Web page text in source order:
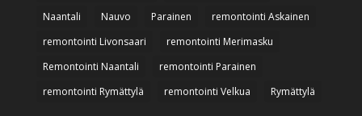
Naantali
Nauvo Parainen
remontointi Askainen
remontointi Livonsaari
remontointi Merimasku
Remontointi Naantali
remontointi Parainen
remontointi Rymättylä
remontointi Velkua Rymättylä